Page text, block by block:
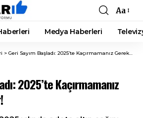
Font
Resizer
Aa
Medya Haberleri
> Geri Sayım Başladı: 2025’te Kaçırmamanız Gereken Filmler!
2025’te Kaçırmamanız